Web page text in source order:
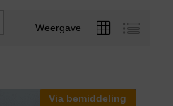
Weergave
Via bemiddeling